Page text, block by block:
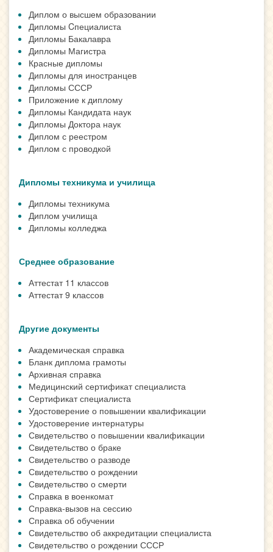
Диплом о высшем образовании
Дипломы Cпециалиста
Дипломы Бакалавра
Дипломы Магистра
Красные дипломы
Дипломы для иностранцев
Дипломы СССР
Приложение к диплому
Дипломы Кандидата наук
Дипломы Доктора наук
Диплом с реестром
Диплом с проводкой
Дипломы техникума и училища
Дипломы техникума
Диплом училища
Дипломы колледжа
Среднее образование
Аттестат 11 классов
Аттестат 9 классов
Другие документы
Академическая справка
Бланк диплома грамоты
Архивная справка
Медицинский сертификат специалиста
Сертификат специалиста
Удостоверение о повышении квалификации
Удостоверение интернатуры
Свидетельство о повышении квалификации
Свидетельство о браке
Свидетельство о разводе
Свидетельство о рождении
Свидетельство о смерти
Справка в военкомат
Справка-вызов на сессию
Справка об обучении
Свидетельство об аккредитации специалиста
Свидетельство о рождении СССР